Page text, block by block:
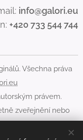
info@galori.eu
+420 733 544 744
Všechna práva
právem.
zveřejnění nebo